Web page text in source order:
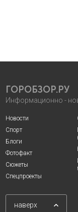
ГОРОБЗОР.РУ
Информационно -
Новости
Спорт
Блоги
Фотофакт
Сюжеты
Спецпроекты
наверх